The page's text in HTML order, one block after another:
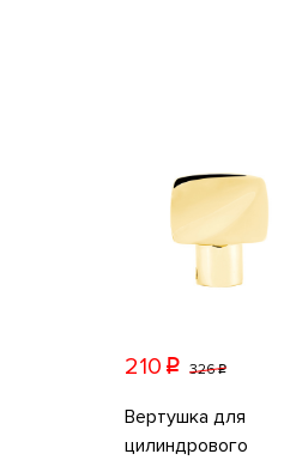
210 p 326p
Вертушка для
цилиндрового